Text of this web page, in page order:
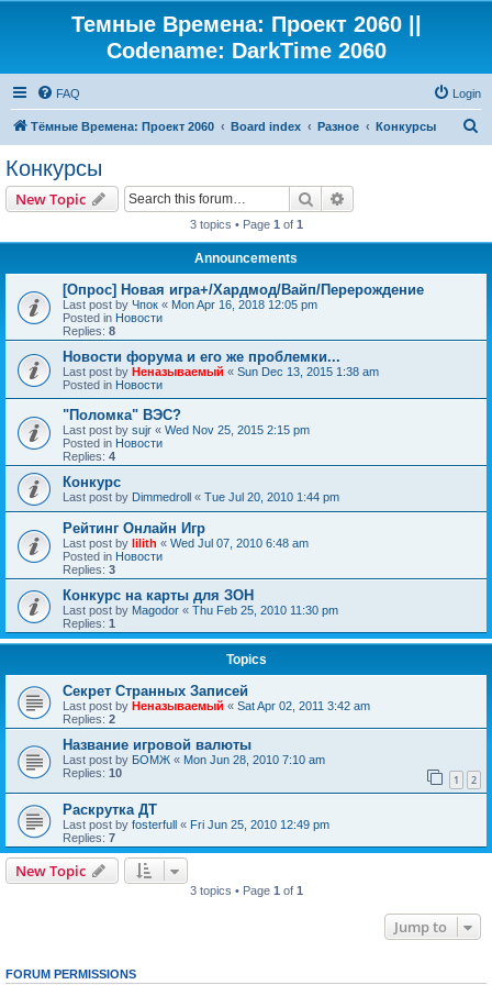
Темные Времена: Проект 2060 ||
Codename: DarkTime 2060
FAQ Login
Тёмные Времена: Проект 2060 Board index Разное Конкурсы
Конкурсы
New Topic Search
3 topics • Page 1 of 1
Announcements
[Опрос] Новая игра+/Хардмод/Вайп/Перерождение
Last post by Чпок « Mon Apr 16, 2018 12:05 pm
Posted in Новости
Replies: 8
Новости форума и его же проблемки...
Last post by Неназываемый « Sun Dec 13, 2015 1:38 am
Posted in Новости
"Поломка" ВЭС?
Last post by sujr « Wed Nov 25, 2015 2:15 pm
Posted in Новости
Replies: 4
Конкурс
Last post by Dimmedroll « Tue Jul 20, 2010 1:44 pm
Рейтинг Онлайн Игр
Last post by lilith « Wed Jul 07, 2010 6:48 am
Posted in Новости
Replies: 3
Конкурс на карты для ЗОН
Last post by Magodor « Thu Feb 25, 2010 11:30 pm
Replies: 1
Topics
Секрет Странных Записей
Last post by Неназываемый « Sat Apr 02, 2011 3:42 am
Replies: 2
Название игровой валюты
Last post by БОМЖ « Mon Jun 28, 2010 7:10 am
Replies: 10 1 2
Раскрутка ДТ
Last post by fosterfull « Fri Jun 25, 2010 12:49 pm
Replies: 7
New Topic
3 topics • Page 1 of 1
Jump to
FORUM PERMISSIONS